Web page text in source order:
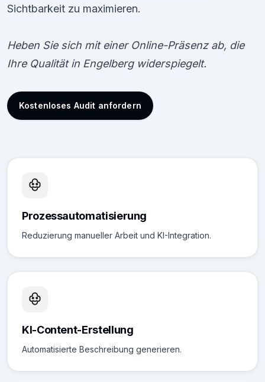
Sichtbarkeit zu maximieren.
Heben Sie sich mit einer Online-Präsenz ab, die
Ihre Qualität in Engelberg widerspiegelt.
Kostenloses Audit anfordern
Prozessautomatisierung
Reduzierung manueller Arbeit und KI-Integration.
KI-Content-Erstellung
Automatisierte Beschreibung generieren.